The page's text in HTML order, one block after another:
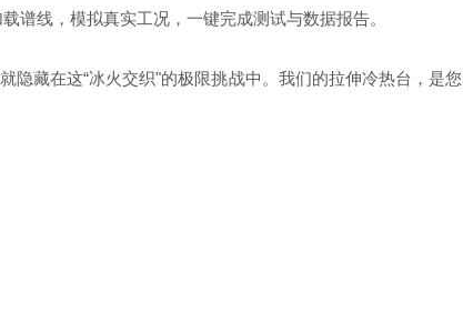
载谱线，模拟真实工况，一键完成测试与数据报告。
隐藏在这“冰火交织"的极限挑战中。我们的拉伸冷热台，是